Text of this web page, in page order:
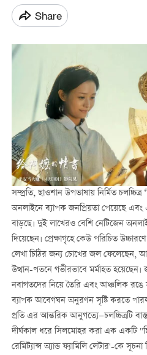
Share
সম্প্রতি, ছাওশান উপভাষায় নির্মিত
অনলাইনে ব্যাপক জনপ্রিয়তা পেয়েছে
বাড়ছে। দুই লাখেরও বেশি নেটিজেন
দিয়েছেন। প্রেক্ষাগৃহে কেউ পরিচিত
লেখা চিঠির জন্য চোখের জল ফেলেছেন,
উত্থান-পতনে গভীরভাবে মর্মাহত
নবাগতদের নিয়ে তৈরি এবং আঞ্চলিক রঙে
ব্যাপক আবেগঘন অনুরণন সৃষ্টি করতে
প্রতি এর আন্তরিক আনুগত্যে—চলচ্চিত্রটি
দীর্ঘকাল ধরে সিলমোহর করা এক একটি
রেমিট্যান্স অ্যান্ড ফ্যামিলি লেটার'-কে